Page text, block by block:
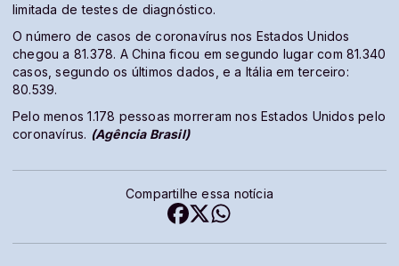
limitada de testes de diagnóstico.
O número de casos de coronavírus nos Estados Unidos
chegou a 81.378. A China ficou em segundo lugar com 81.340
casos, segundo os últimos dados, e a Itália em terceiro:
80.539.
Pelo menos 1.178 pessoas morreram nos Estados Unidos pelo
coronavírus. (Agência Brasil)
Compartilhe essa notícia